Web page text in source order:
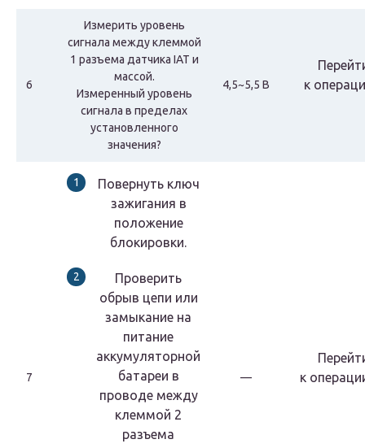
6
Измерить уровень
сигнала между клеммой
1 разъема датчика IAT и
массой.
Измеренный уровень
сигнала в пределах
установленного
значения?
4,5~5,5 В
к
7
Повернуть ключ
зажигания в
положение
блокировки.
Проверить
обрыв цепи или
замыкание на
питание
аккумуляторной
батареи в
проводе между
клеммой 2
разъема
—
к